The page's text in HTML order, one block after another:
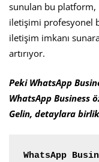
Aracı
sunulan bu platform,
iletişimi profesyonel
iletişim imkanı
artırıyor.
Peki WhatsApp
WhatsApp Business
Gelin, detaylara
WhatsApp